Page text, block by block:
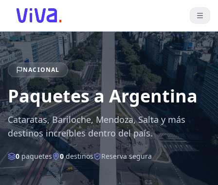
NACIONAL
Paquetes a Argentina
Cataratas, Bariloche, Mendoza, Salta y más
destinos increíbles dentro del país.
0 paquetes 0destinos Reserva segura